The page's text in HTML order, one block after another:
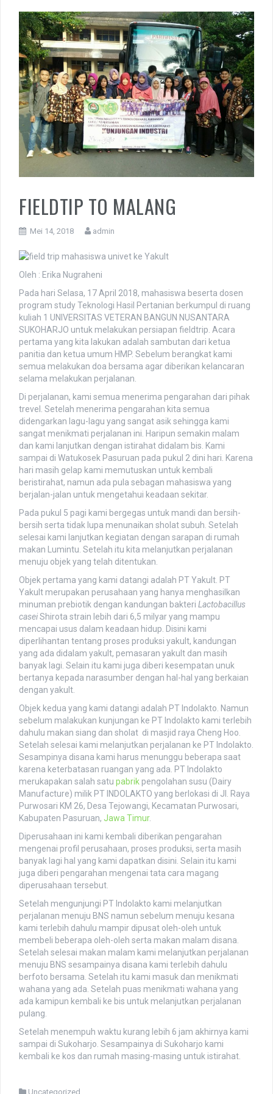
FIELDTIP TO MALANG
Mei 14, 2018 admin
Oleh : Erika Nugraheni
Pada hari Selasa, 17 April 2018, mahasiswa beserta dosen
program study Teknologi Hasil Pertanian berkumpul di ruang
kuliah 1 UNIVERSITAS VETERAN BANGUN NUSANTARA
SUKOHARJO untuk melakukan persiapan fieldtrip. Acara
pertama yang kita lakukan adalah sambutan dari ketua
panitia dan ketua umum HMP. Sebelum berangkat kami
semua melakukan doa bersama agar diberikan kelancaran
selama melakukan perjalanan.
Di perjalanan, kami semua menerima pengarahan dari pihak
trevel. Setelah menerima pengarahan kita semua
didengarkan lagu-lagu yang sangat asik sehingga kami
sangat menikmati perjalanan ini. Haripun semakin malam
dan kami lanjutkan dengan istirahat didalam bis. Kami
sampai di Watukosek Pasuruan pada pukul 2 dini hari. Karena
hari masih gelap kami memutuskan untuk kembali
beristirahat, namun ada pula sebagan mahasiswa yang
berjalan-jalan untuk mengetahui keadaan sekitar.
Pada pukul 5 pagi kami bergegas untuk mandi dan bersih-
bersih serta tidak lupa menunaikan sholat subuh. Setelah
selesai kami lanjutkan kegiatan dengan sarapan di rumah
makan Lumintu. Setelah itu kita melanjutkan perjalanan
menuju objek yang telah ditentukan.
Objek pertama yang kami datangi adalah PT Yakult. PT
Yakult merupakan perusahaan yang hanya menghasilkan
minuman prebiotik dengan kandungan bakteri Lactobacillus
caseiShirota strain lebih dari 6,5 milyar yang mampu
mencapai usus dalam keadaan hidup. Disini kami
diperlihantan tentang proses produksi yakult, kandungan
yang ada didalam yakult, pemasaran yakult dan masih
banyak lagi. Selain itu kami juga diberi kesempatan unuk
bertanya kepada narasumber dengan hal-hal yang berkaian
dengan yakult.
Objek kedua yang kami datangi adalah PT Indolakto. Namun
sebelum malakukan kunjungan ke PT Indolakto kami terlebih
dahulu makan siang dan sholat di masjid raya Cheng Hoo.
Setelah selesai kami melanjutkan perjalanan ke PT Indolakto.
Sesampinya disana kami harus menunggu beberapa saat
karena keterbatasan ruangan yang ada. PT Indolakto
merukapakan salah satu pabrik pengolahan susu (Dairy
Manufacture) milik PT INDOLAKTO yang berlokasi di Jl. Raya
Purwosari KM 26, Desa Tejowangi, Kecamatan Purwosari,
Kabupaten Pasuruan, Jawa Timur.
Diperusahaan ini kami kembali diberikan pengarahan
mengenai profil perusahaan, proses produksi, serta masih
banyak lagi hal yang kami dapatkan disini. Selain itu kami
juga diberi pengarahan mengenai tata cara magang
diperusahaan tersebut.
Setelah mengunjungi PT Indolakto kami melanjutkan
perjalanan menuju BNS namun sebelum menuju kesana
kami terlebih dahulu mampir dipusat oleh-oleh untuk
membeli beberapa oleh-oleh serta makan malam disana.
Setelah selesai makan malam kami melanjutkan perjalanan
menuju BNS sesampainya disana kami terlebih dahulu
berfoto bersama. Setelah itu kami masuk dan menikmati
wahana yang ada. Setelah puas menikmati wahana yang
ada kamipun kembali ke bis untuk melanjutkan perjalanan
pulang.
Setelah menempuh waktu kurang lebih 6 jam akhirnya kami
sampai di Sukoharjo. Sesampainya di Sukoharjo kami
kembali ke kos dan rumah masing-masing untuk istirahat.
Uncategorized